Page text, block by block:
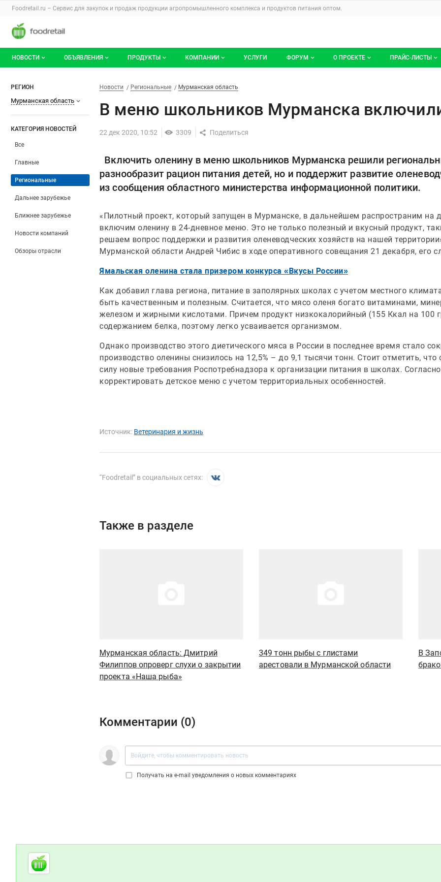
Раздел навигации по сайту foodretail.ru
Foodretail.ru – Сервис для закупок и продаж продукции агропромышленного комплекса и продуктов питания оптом.
Авторизация и меню пользователя
Навигация по разделам сайта foodretail.ru
НОВОСТИ
Документы
ОБЪЯВЛЕНИЯ
Мои объявления
ПРОДУКТЫ КОМПАНИИ УСЛУГИ ФОРУМ
С моим участием
О ПРОЕКТЕ
Публичная оферта
Реклама на сайте
ПРАЙС-ЛИСТЫ
В меню школьников Мурманска включили оленину
Фильтры
РЕГИОН
Мурманская область
КАТЕГОРИЯ НОВОСТЕЙ
Все
Главные
Региональные
Дальнее зарубежье
Ближнее зарубежье
Новости компаний
Обзоры отрасли
Новости
Разделы
Новости Региональные Мурманская область
В меню школьников Мурманска
22 дек 2020, 10:52 3309
Включить оленину в меню школьников Мурманска решили
разнообразит рацион питания детей, но и поддержит развитие
из сообщения областного министерства информационной политики.
«Пилотный проект, который запущен в Мурманске, в дальнейшем распространим на
включим оленину в 24-дневное меню. Это не только полезный и вкусный продукт,
решаем вопрос поддержки и развития оленеводческих хозяйств на нашей
Мурманской области Андрей Чибис в ходе оперативного совещания 21 декабря, его
Ямальская оленина стала призером конкурса «Вкусы России»
Как добавил глава региона, питание в заполярных школах с учетом местного
быть качественным и полезным. Считается, что мясо оленя богато витаминами,
железом и жирными кислотами. Причем продукт низкокалорийный (155 Ккал на 100
содержанием белка, поэтому легко усваивается организмом.
Однако производство этого диетического мяса в России в последнее время стало
производство оленины снизилось на 12,5% – до 9,1 тысячи тонн. Стоит отметить, что
силу новые требования Роспотребнадзора к организации питания в школах.
корректировать детское меню с учетом территориальных особенностей.
Источник: Ветеринария и жизнь
“Foodretail” в социальных сетях:
Также в разделе
Мурманская область: Дмитрий
Филиппов опроверг слухи о закрытии
проекта «Наша рыба»
349 тонн рыбы с глистами
арестовали в Мурманской области
В
Комментарии (0)
Получать на e‑mail уведомления о новых комментариях
Дополнительная информация
Cсылки на полезные проекты
Foodretail.ru